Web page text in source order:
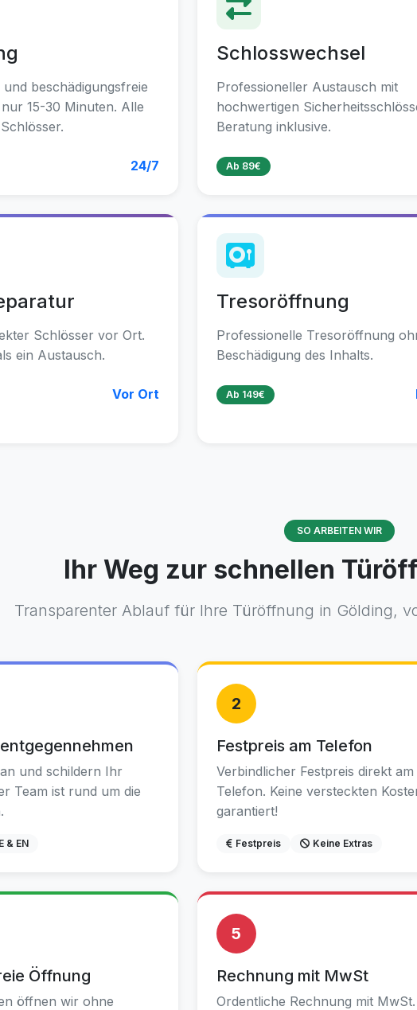
beschädigungsfreie
15-30 Minuten. Alle
24/7
Schlosswechsel
Professioneller Austausch mit
hochwertigen
Beratung inklusive.
Ab 89€
Schlösser vor Ort.
ein Austausch.
Vor Ort
Tresoröffnung
Professionelle Tresoröffnung
Beschädigung des Inhalts.
Ab 149€
SO ARBEITEN WIR
Ihr Weg zur schnellen
Transparenter Ablauf für Ihre Türöffnung in Gölding,
und schildern Ihr
Team ist rund um die
& EN
2
Festpreis am Telefon
Verbindlicher Festpreis direkt am
Telefon. Keine versteckten
garantiert!
Festpreis Keine Extras
Öffnung
öffnen wir ohne
5
Rechnung mit MwSt
Ordentliche Rechnung mit MwSt.